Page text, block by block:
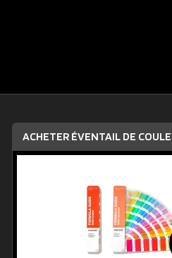
ACHETER ÉVENTAIL DE